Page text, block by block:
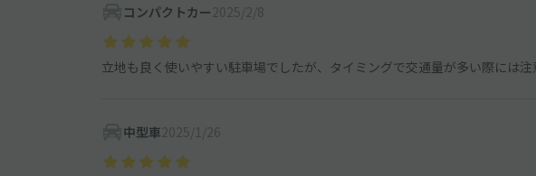
コンパクトカー 2025/2/8
立地も良く使いやすい駐車場でしたが、タイミングで交通量が多い際には注
中型車2025/1/26